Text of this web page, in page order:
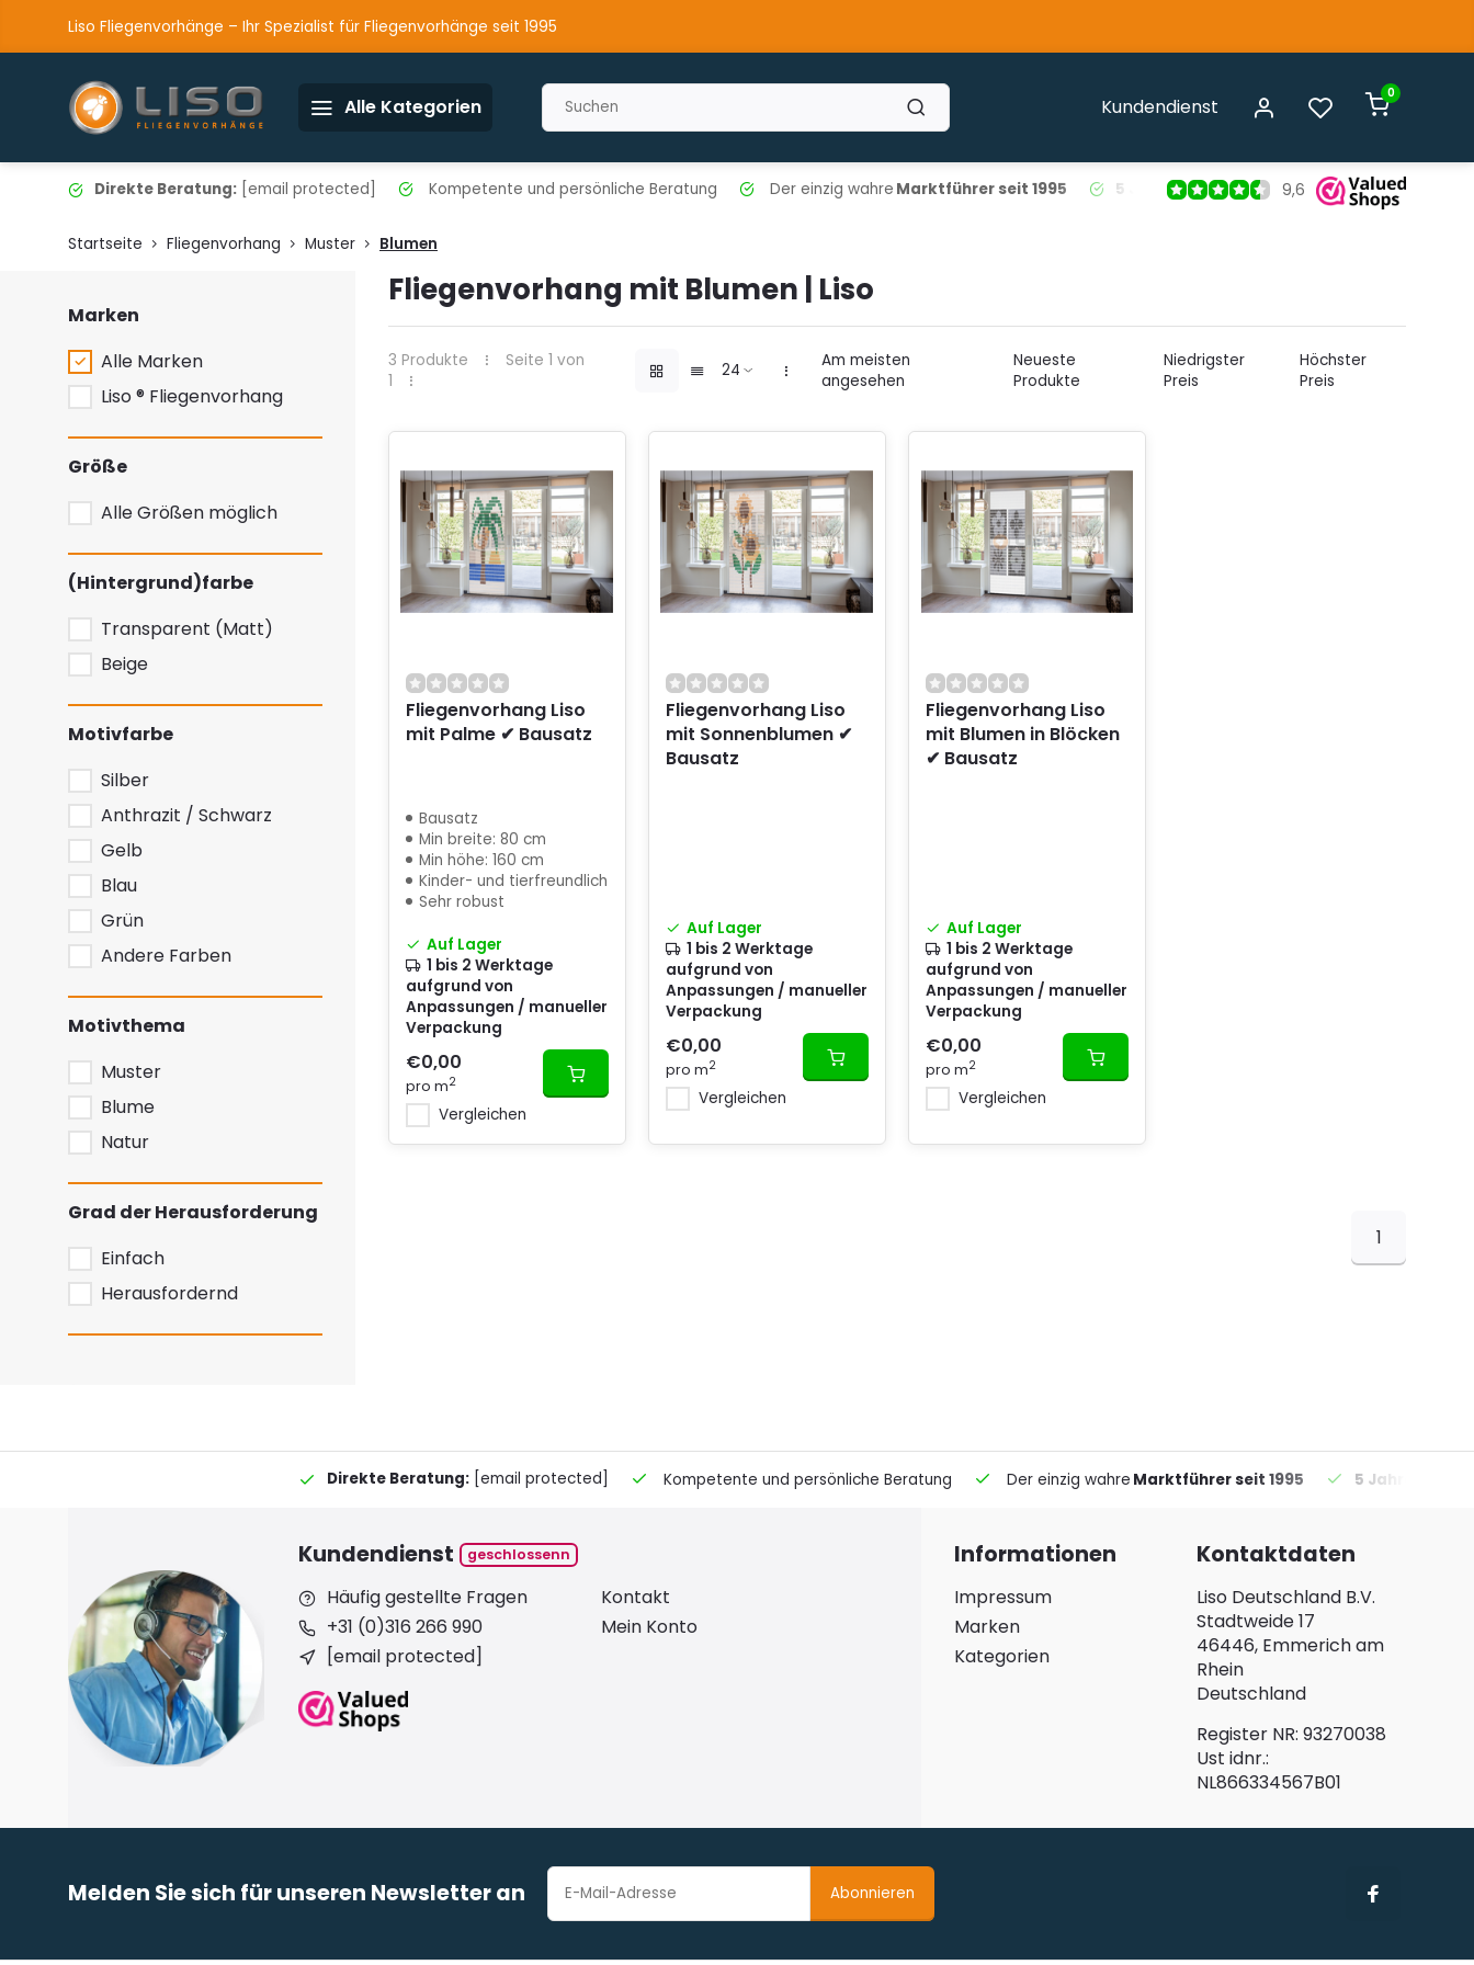
Liso Fliegenvorhänge – Ihr Spezialist für Fliegenvorhänge seit 1995
Alle Kategorien Kundendienst
0
Direkte Beratung: [email protected] Kompetente und persönliche Beratung Der einzig wahre Marktführer seit 1995 5 Jahre Garantieauf alle Liso®
9,6
Startseite Fliegenvorhang Muster Blumen
Marken
Alle Marken
Liso ® Fliegenvorhang
Größe
Alle Größen möglich
(Hintergrund)farbe
Transparent (Matt)
Beige
Motivfarbe
Silber
Anthrazit / Schwarz
Gelb
Blau
Grün
Andere Farben
Motivthema
Muster
Blume
Natur
Grad der Herausforderung
Einfach
Herausfordernd
Fliegenvorhang mit Blumen | Liso
3 Produkte
Seite 1 von
1
Am meisten
angesehen
Neueste
Produkte
Niedrigster
Preis
Höchster
Preis
Fliegenvorhang Liso
mit Palme ✔ Bausatz
Bausatz
Min breite: 80 cm
Min höhe: 160 cm
Kinder- und tierfreundlich
Sehr robust
Auf Lager
1 bis 2 Werktage
aufgrund von
Anpassungen / manueller
Verpackung
€0,00
pro m2
Vergleichen
Fliegenvorhang Liso
mit Sonnenblumen ✔
Bausatz
Auf Lager
1 bis 2 Werktage
aufgrund von
Anpassungen / manueller
Verpackung
€0,00
pro m2
Vergleichen
Fliegenvorhang Liso
mit Blumen in Blöcken
✔ Bausatz
Auf Lager
1 bis 2 Werktage
aufgrund von
Anpassungen / manueller
Verpackung
€0,00
pro m2
Vergleichen
1
Direkte Beratung: [email protected] Kompetente und persönliche Beratung Der einzig wahre Marktführer seit 1995 5 Jahre
Kundendienst geschlossenn
Häufig gestellte Fragen
+31 (0)316 266 990
[email protected]
Kontakt
Mein Konto
Informationen
Impressum
Marken
Kategorien
Kontaktdaten
Liso Deutschland B.V.
Stadtweide 17
46446, Emmerich am
Rhein
Deutschland
Register NR: 93270038
Ust idnr.:
NL866334567B01
Melden Sie sich für unseren Newsletter an Abonnieren